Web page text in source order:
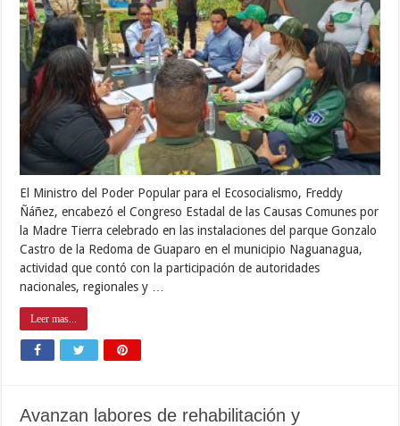
El Ministro del Poder Popular para el Ecosocialismo, Freddy
Ñáñez, encabezó el Congreso Estadal de las Causas Comunes por
la Madre Tierra celebrado en las instalaciones del parque Gonzalo
Castro de la Redoma de Guaparo en el municipio Naguanagua,
actividad que contó con la participación de autoridades
nacionales, regionales y …
Leer mas...
Avanzan labores de rehabilitación y